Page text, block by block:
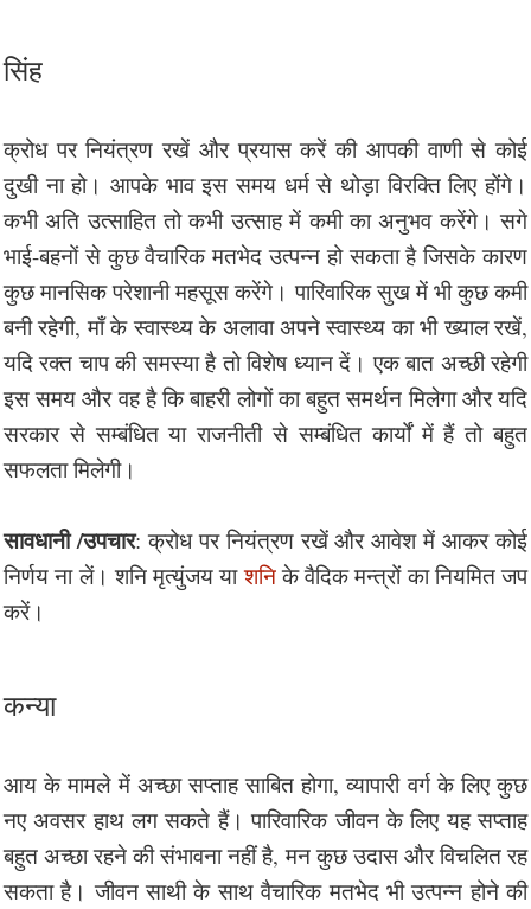
सिंह
क्रोध पर नियंत्रण रखें और प्रयास करें की आपकी वाणी से कोई
दुखी ना हो। आपके भाव इस समय धर्म से थोड़ा विरक्ति लिए होंगे।
कभी अति उत्साहित तो कभी उत्साह में कमी का अनुभव करेंगे। सगे
भाई-बहनों से कुछ वैचारिक मतभेद उत्पन्न हो सकता है जिसके कारण
कुछ मानसिक परेशानी महसूस करेंगे। पारिवारिक सुख में भी कुछ कमी
बनी रहेगी, माँ के स्वास्थ्य के अलावा अपने स्वास्थ्य का भी ख्याल रखें,
यदि रक्त चाप की समस्या है तो विशेष ध्यान दें। एक बात अच्छी रहेगी
इस समय और वह है कि बाहरी लोगों का बहुत समर्थन मिलेगा और यदि
सरकार से सम्बंधित या राजनीती से सम्बंधित कार्यों में हैं तो बहुत
सफलता मिलेगी।
सावधानी /उपचार: क्रोध पर नियंत्रण रखें और आवेश में आकर कोई
निर्णय ना लें। शनि मृत्युंजय याशनिके वैदिक मन्त्रों का नियमित जप
करें।
कन्या
आय के मामले में अच्छा सप्ताह साबित होगा, व्यापारी वर्ग के लिए कुछ
नए अवसर हाथ लग सकते हैं। पारिवारिक जीवन के लिए यह सप्ताह
बहुत अच्छा रहने की संभावना नहीं है, मन कुछ उदास और विचलित रह
सकता है। जीवन साथी के साथ वैचारिक मतभेद भी उत्पन्न होने की